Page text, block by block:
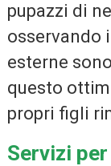
pupazzi di
osservando
esterne
questo
propri figli
Servizi